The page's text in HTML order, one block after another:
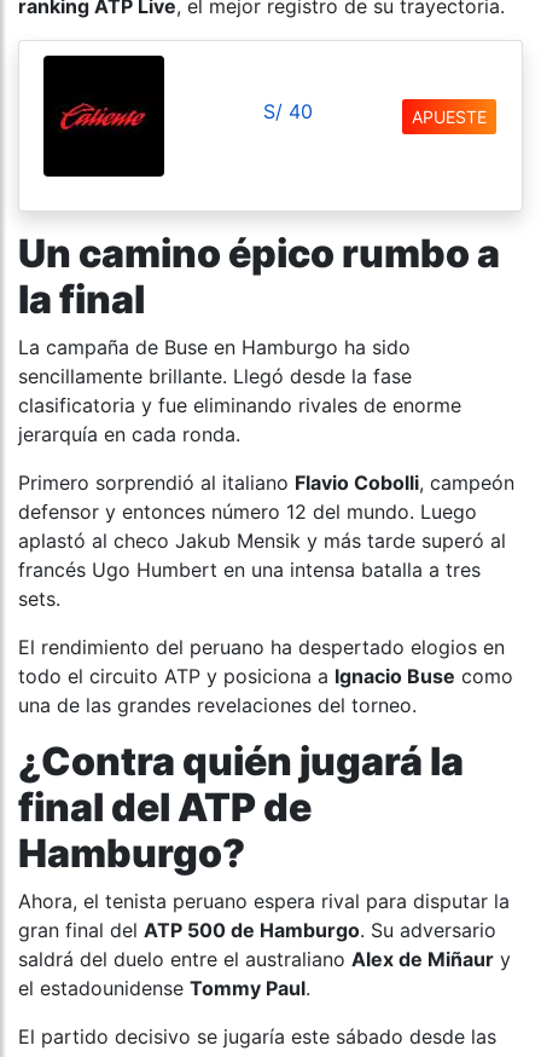
ranking ATP Live, el mejor registro de su trayectoria.
S/ 40 APUESTE
Un camino épico rumbo a
la final
La campaña de Buse en Hamburgo ha sido
sencillamente brillante. Llegó desde la fase
clasificatoria y fue eliminando rivales de enorme
jerarquía en cada ronda.
Primero sorprendió al italiano Flavio Cobolli, campeón
defensor y entonces número 12 del mundo. Luego
aplastó al checo Jakub Mensik y más tarde superó al
francés Ugo Humbert en una intensa batalla a tres
sets.
El rendimiento del peruano ha despertado elogios en
todo el circuito ATP y posiciona a Ignacio Buse como
una de las grandes revelaciones del torneo.
¿Contra quién jugará la
final del ATP de
Hamburgo?
Ahora, el tenista peruano espera rival para disputar la
gran final del ATP 500 de Hamburgo. Su adversario
saldrá del duelo entre el australiano Alex de Miñaur y
el estadounidense Tommy Paul.
El partido decisivo se jugaría este sábado desde las